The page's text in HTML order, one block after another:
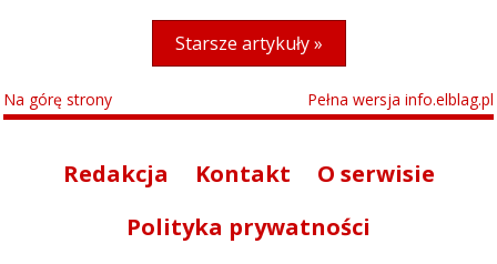
Starsze artykuły »
Na górę strony Pełna wersja info.elblag.pl
Redakcja Kontakt
O serwisie
Polityka prywatności